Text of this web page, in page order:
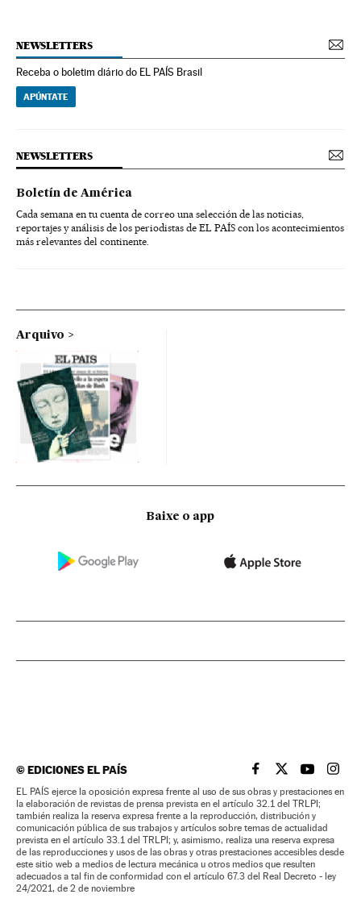
NEWSLETTERS
Receba o boletim diário do EL PAÍS Brasil
APÚNTATE
NEWSLETTERS
Boletín de América
Cada semana en tu cuenta de correo una selección de las noticias,
reportajes y análisis de los periodistas de EL PAÍS con los acontecimientos
más relevantes del continente.
Arquivo
Baixe o app
©EDICIONES EL PAÍS EL PAÍS BRASIL EN
EL PAÍSEL PAÍS
EL
EL PAÍS ejerce la oposición expresa frente al uso de sus obras y prestaciones en
la elaboración de revistas de prensa prevista en el artículo 32.1 del TRLPI;
también realiza la reserva expresa frente a la reproducción, distribución y
comunicación pública de sus trabajos y artículos sobre temas de actualidad
prevista en el artículo 33.1 del TRLPI; y, asimismo, realiza una reserva expresa
de las reproducciones y usos de las obras y otras prestaciones accesibles desde
este sitio web a medios de lectura mecánica u otros medios que resulten
adecuados a tal fin de conformidad con el artículo 67.3 del Real Decreto - ley
24/2021, de 2 de noviembre